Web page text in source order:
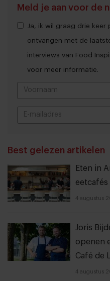
Meld je aan voor de
Ja, ik wil graag drie
ontvangen met de
interviews van Food
voor meer informatie.
Best gelezen artikelen
Eten in
4 augustus
Joris
openen
Café de
4 augustus